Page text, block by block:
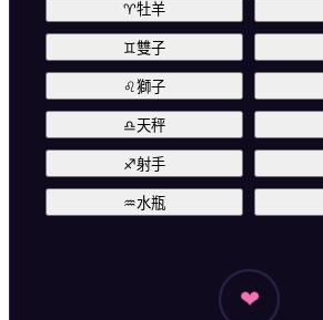
♈牡羊
♊雙子
♌獅子
♎天秤
♐射手
♒水瓶
❤